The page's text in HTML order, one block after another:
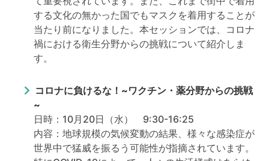
する文化の無かった国でもマスクを着用することが
当たり前になりました。本セッションでは、コロナ
禍における衛生分野からの挑戦について紹介しま
す。
コロナに負けるな！~ワクチン・薬分野からの挑戦
~
日時：10月20日（水） 9:30-16:25
内容：地球規模の気候変動の結果、様々な感染症が
世界中で猛威を振るう可能性が指摘されています。